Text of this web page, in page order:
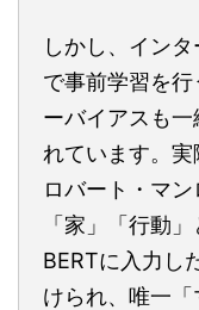
しかし、イン
で事前学習を
ーバイアスも
れています。
ロバート・マン
「家」「行動
BERTに入力し
けられ、唯一